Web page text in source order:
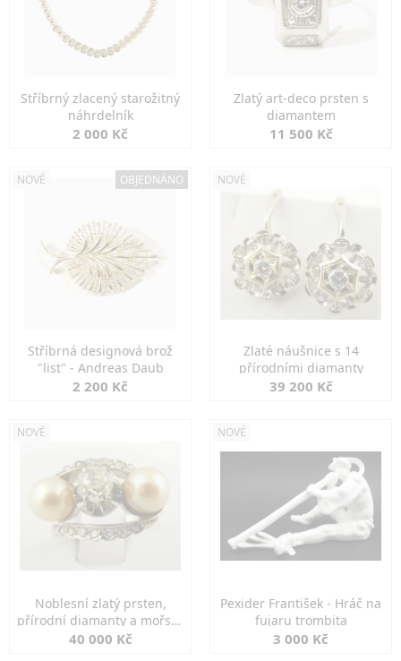
Stříbrný zlacený starožitný
náhrdelník
2 000 Kč
Zlatý art-deco prsten s
diamantem
11 500 Kč
NOVÉ OBJEDNÁNO
Stříbrná designová brož
"list" - Andreas Daub
2 200 Kč
NOVÉ
Zlaté náušnice s 14
přírodními diamanty
39 200 Kč
NOVÉ
Noblesní zlatý prsten,
přírodní diamanty a mořské
perly
40 000 Kč
NOVÉ
Pexider František - Hráč na
fujaru trombita
3 000 Kč